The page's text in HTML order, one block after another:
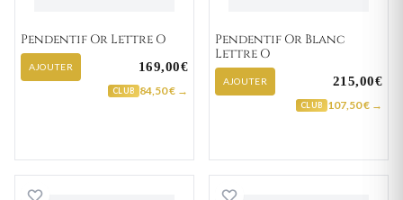
Pendentif Or Lettre O
AJOUTER 169,00€
CLUB 84,50 € →
Pendentif Or Blanc
Lettre O
AJOUTER 215,00€
CLUB 107,50 € →
Pendentif Or Lettre O